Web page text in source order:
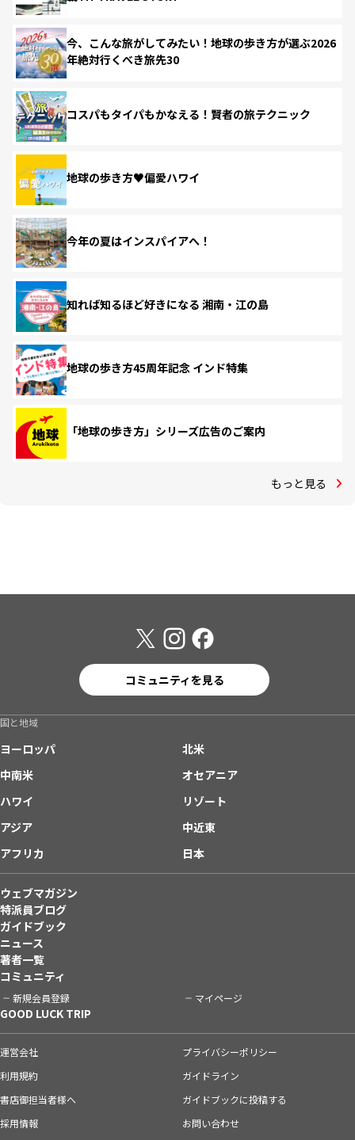
今、こんな旅がしてみたい！地球の歩き方が選ぶ2026
年絶対行くべき旅先30
コスパもタイパもかなえる！賢者の旅テクニック
地球の歩き方♥偏愛ハワイ
今年の夏はインスパイアへ！
知れば知るほど好きになる 湘南・江の島
地球の歩き方45周年記念 インド特集
「地球の歩き方」シリーズ広告のご案内
もっと見る
コミュニティを見る
国と地域
ヨーロッパ
北米
中南米
オセアニア
ハワイ
リゾート
アジア
中近東
アフリカ
日本
ウェブマガジン
特派員ブログ
ガイドブック
ニュース
著者一覧
コミュニティ
新規会員登録 マイページ
GOOD LUCK TRIP
運営会社
プライバシーポリシー
利用規約
ガイドライン
書店御担当者様へ
ガイドブックに投稿する
採用情報
お問い合わせ